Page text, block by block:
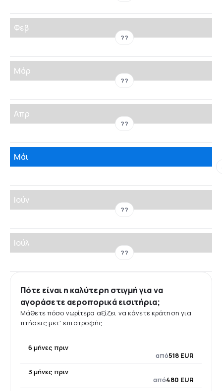
Φεβ
??
Μάρ
??
Απρ
??
Μάι
Ιούν
??
Ιούλ
??
Πότε είναι η καλύτερη στιγμή για να
αγοράσετε αεροπορικά εισιτήρια;
Μάθετε πόσο νωρίτερα αξίζει να κάνετε κράτηση για
πτήσεις μετ' επιστροφής.
6 μήνες πριν
από518 EUR
3 μήνες πριν
από480 EUR